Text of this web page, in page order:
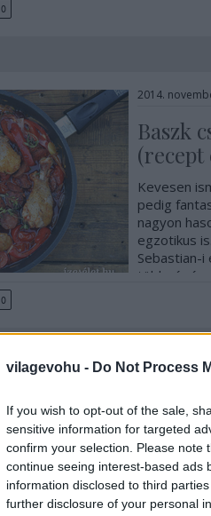
vilagevohu - Do Not Process
If you wish to opt-out of the sale,
sensitive information for targeted
confirm your selection. Please note
continue seeing interest-based ads
information disclosed to third
further disclosure of your personal
0
2014.
Baszk
(recept
Kevesen
pedig
nagyon
egzotikus
Sebastian-
0
Láttad